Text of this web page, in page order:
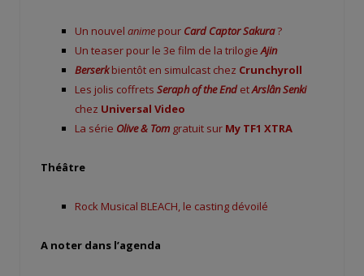
Un nouvel anime pour Card Captor Sakura?
Un teaser pour le 3e film de la trilogieAjin
Berserkbientôt en simulcast chez Crunchyroll
Les jolis coffrets Seraph of the End etArslân Senki
chez Universal Video
La série Olive & Tom gratuit sur My TF1 XTRA
Théâtre
Rock Musical BLEACH, le casting dévoilé
A noter dans l’agenda